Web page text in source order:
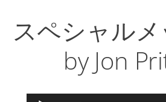
スペシャル
by Jon